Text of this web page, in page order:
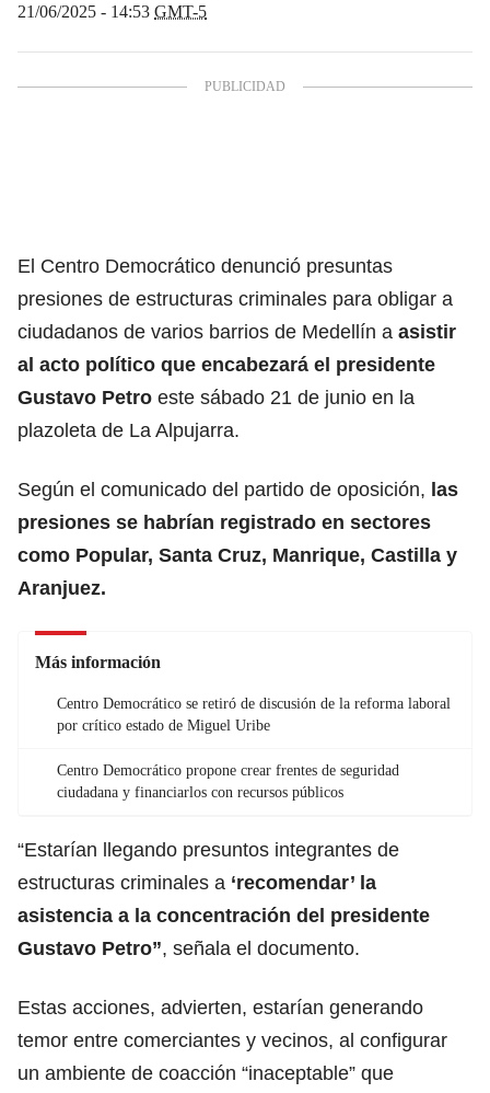
21/06/2025 - 14:53 GMT-5
El Centro Democrático denunció presuntas
presiones de estructuras criminales para obligar a
ciudadanos de varios barrios de Medellín a asistir
al acto político que encabezará el presidente
Gustavo Petro este sábado 21 de junio en la
plazoleta de La Alpujarra.
Según el comunicado del partido de oposición, las
presiones se habrían registrado en sectores
como Popular, Santa Cruz, Manrique, Castilla y
Aranjuez.
Más información
Centro Democrático se retiró de discusión de la reforma laboral
por crítico estado de Miguel Uribe
Centro Democrático propone crear frentes de seguridad
ciudadana y financiarlos con recursos públicos
“Estarían llegando presuntos integrantes de
estructuras criminales a ‘recomendar’ la
asistencia a la concentración del presidente
Gustavo Petro”, señala el documento.
Estas acciones, advierten, estarían generando
temor entre comerciantes y vecinos, al configurar
un ambiente de coacción “inaceptable” que